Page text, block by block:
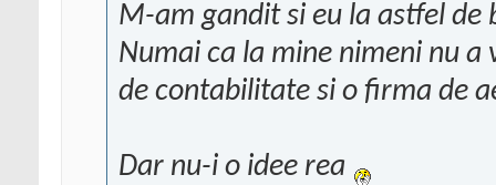
M-am gandit si eu la astfel de
Numai ca la mine nimeni nu
de contabilitate si o firma de
Dar nu-i o idee rea